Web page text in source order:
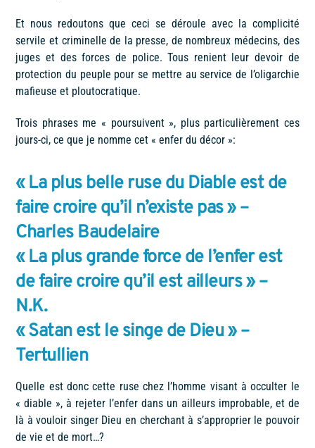
Et nous redoutons que ceci se déroule avec la complicité
servile et criminelle de la presse, de nombreux médecins, des
juges et des forces de police. Tous renient leur devoir de
protection du peuple pour se mettre au service de l’oligarchie
mafieuse et ploutocratique.
Trois phrases me « poursuivent », plus particulièrement ces
jours-ci, ce que je nomme cet « enfer du décor »:
« La plus belle ruse du Diable est de
faire croire qu’il n’existe pas » –
Charles Baudelaire
« La plus grande force de l’enfer est
de faire croire qu’il est ailleurs » –
N.K.
« Satan est le singe de Dieu » –
Tertullien
Quelle est donc cette ruse chez l’homme visant à occulter le
« diable », à rejeter l’enfer dans un ailleurs improbable, et de
là à vouloir singer Dieu en cherchant à s’approprier le pouvoir
de vie et de mort…?